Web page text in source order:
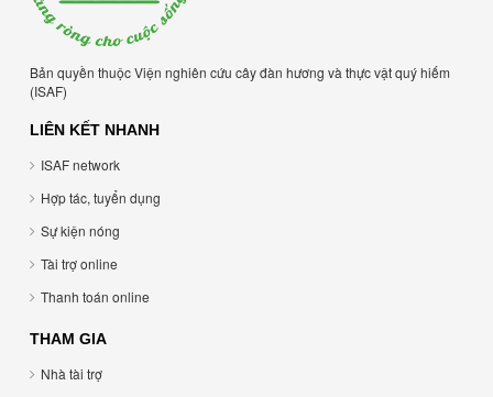
Bản quyền thuộc Viện nghiên cứu cây đàn hương và thực vật quý hiếm
(ISAF)
LIÊN KẾT NHANH
ISAF network
Hợp tác, tuyển dụng
Sự kiện nóng
Tài trợ online
Thanh toán online
THAM GIA
Nhà tài trợ